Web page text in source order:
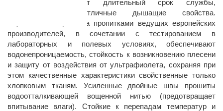
Autentic, гарантирует длительный срок службы,
износостойкость, отличные дышащие свойства.
Тщательная обработка пропитками ведущих европейских
производителей, в сочетании с тестированием в
лабораторных и полевых условиях, обеспечивают
водонепроницаемость, стойкость к возникновению плесени
и защиту от воздействия от ультрафиолета, сохраняя при
этом качественные характеристики свойственные только
хлопковым тканям. Усиленные двойные швы прошиты
водоотталкивающей вощенной нитью (предотвращает
впитывание влаги). Стойкие к перепадам температур и